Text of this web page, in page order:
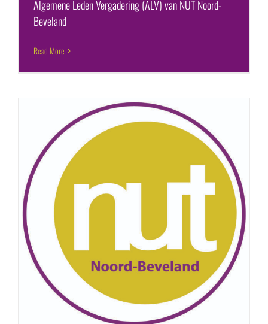
Algemene Leden Vergadering (ALV) van NUT Noord-
Beveland
Read More